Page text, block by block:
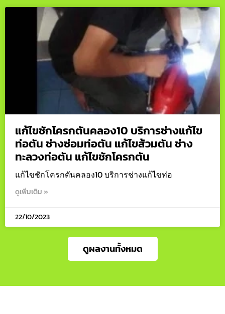
แก้ไขชักโครกตันคลอง10 บริการช่างแก้ไข
ท่อตัน ช่างซ่อมท่อตัน แก้ไขส้วมตัน ช่าง
ทะลวงท่อตัน แก้ไขชักโครกตัน
แก้ไขชักโครกตันคลอง10 บริการช่างแก้ไขท่อ
ดูเพิ่มเติม »
22/10/2023
ดูผลงานทั้งหมด